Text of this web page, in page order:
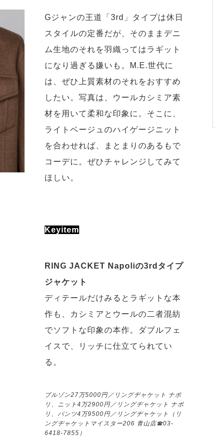
Gジャンの王道「3rd」タイプは休日
スタイルの定番だが、そのままデニ
ム生地のそれを羽織ってはラギット
になり過ぎる嫌いも。M.E.世代に
は、ぜひ上質素材のそれをおすすめ
したい。写真は、ウールカシミア素
材を用いて柔和な印象に。そこに、
ライトベージュのハイゲージニット
を合わせれば、まとまりのあるもで
コーデに。ぜひチャレンジしてみて
ほしい。
Keyitem
RING JACKET Napoliの3rdタイプ
ジャケット
ディテールだけみるとラギットな本
作も、カシミアとウールの二者混紡
でソフトな印象の本作。ダブルフェ
イスで、リッチに仕立てられてい
る。
ブルゾン27万5000円／リングヂャケット ナポ
リ、ニット4万2900円／リングヂャケット ナポ
リ、パンツ4万9500円／リングヂャケット（リ
ングヂャケットマイスター206 青山店☎︎03-
6418-7855）